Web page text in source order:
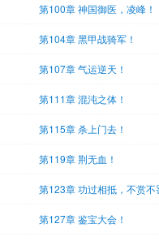
第100章 神国御医，凌峰！
第104章 黑甲战骑军！
第107章 气运逆天！
第111章 混沌之体！
第115章 杀上门去！
第119章 荆无血！
第123章 功过相抵，不赏不
第127章 鉴宝大会！